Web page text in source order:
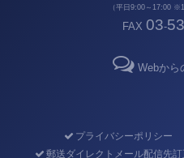
（平日9:00～17:00
FAX 03-
Webから
プライバシーポリシー
郵送ダイレクトメール配信先